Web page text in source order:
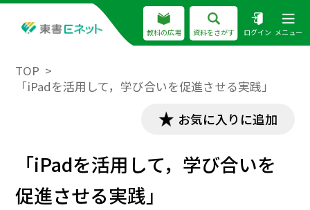
教科の広場 資料をさがす ログイン メニュー
TOP
「iPadを活用して，学び合いを促進させる実践」
お気に入りに追加
「iPadを活用して，学び合いを
促進させる実践」